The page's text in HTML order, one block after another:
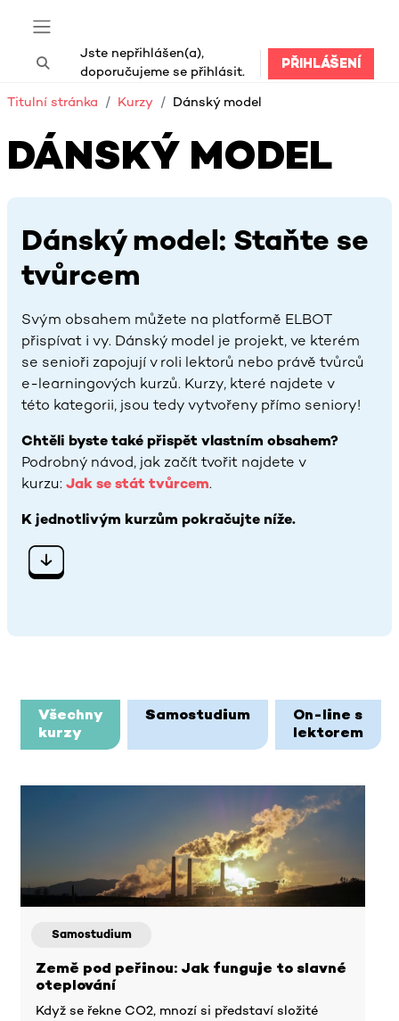
Boční panel
Přepnout vyhledávání
Jste nepřihlášen(a),
doporučujeme se přihlásit.
PŘIHLÁŠENÍ
Titulní stránka Kurzy Dánský model
DÁNSKÝ MODEL
Dánský model: Staňte se
tvůrcem
Svým obsahem můžete na platformě ELBOT
přispívat i vy. Dánský model je projekt, ve kterém
se senioři zapojují v roli lektorů nebo právě tvůrců
e-learningových kurzů. Kurzy, které najdete v
této kategorii, jsou tedy vytvořeny přímo seniory!
Chtěli byste také přispět vlastním obsahem?
Podrobný návod, jak začít tvořit najdete v
kurzu: Jak se stát tvůrcem.
K jednotlivým kurzům pokračujte níže.
Bloky hlavního obsahu
Všechny
kurzy
Samostudium
On-line s
lektorem
Samostudium
Země pod peřinou: Jak funguje to slavné
oteplování
Když se řekne CO2, mnozí si představí složité